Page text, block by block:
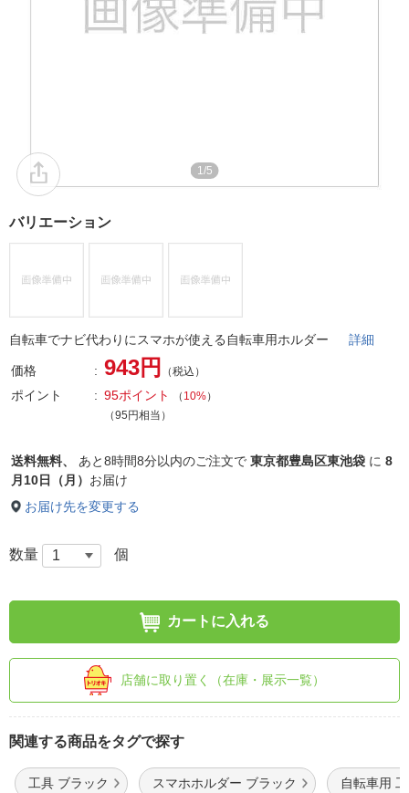
1/5
バリエーション
自転車でナビ代わりにスマホが使える自転車用ホルダー 詳細
価格 943円 （税込）
ポイント 95ポイント （ 10%）
（95円相当）
送料無料、 あと8時間8分以内のご注文で 東京都豊島区東池袋 に 8
月10日（月） お届け
お届け先を変更する
数量 個
カートに入れる
店舗に取り置く（在庫・展示一覧）
関連する商品をタグで探す
工具 ブラック スマホホルダー ブラック 自転車用